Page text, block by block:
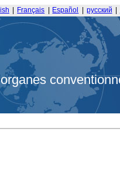
Français Español русский